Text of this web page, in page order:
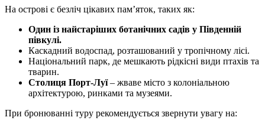
На острові є безліч цікавих пам’яток, таких як:
Один із найстаріших ботанічних садів у Південній
півкулі.
Каскадний водоспад, розташований у тропічному лісі.
Національний парк, де мешкають рідкісні види птахів та
тварин.
Столиця Порт-Луї– жваве місто з колоніальною
архітектурою, ринками та музеями.
При бронюванні туру рекомендується звернути увагу на: